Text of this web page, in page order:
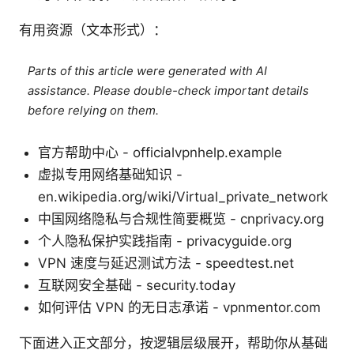
有用资源（文本形式）：
Parts of this article were generated with AI
assistance. Please double-check important details
before relying on them.
官方帮助中心 - officialvpnhelp.example
虚拟专用网络基础知识 -
en.wikipedia.org/wiki/Virtual_private_network
中国网络隐私与合规性简要概览 - cnprivacy.org
个人隐私保护实践指南 - privacyguide.org
VPN 速度与延迟测试方法 - speedtest.net
互联网安全基础 - security.today
如何评估 VPN 的无日志承诺 - vpnmentor.com
下面进入正文部分，按逻辑层级展开，帮助你从基础